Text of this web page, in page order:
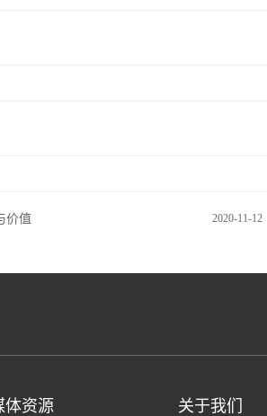
价值 2020-11-12
体资源 关于我们